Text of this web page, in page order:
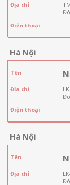
Địa chỉ
Điện thoại
Hà Nội
Tên
Địa chỉ
Điện thoại
Hà Nội
Tên
Địa chỉ